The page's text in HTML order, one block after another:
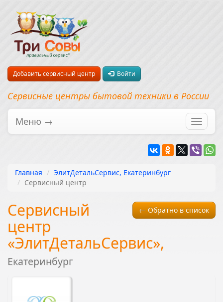
Добавить сервисный центр Войти
Сервисные центры бытовой техники в России
Меню →
Главная
ЭлитДетальСервис, Екатеринбург
Сервисный центр
← Обратно в список
Сервисный
центр
«ЭлитДетальСервис»,
Екатеринбург